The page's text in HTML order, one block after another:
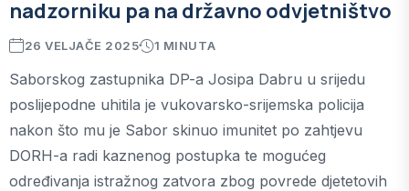
nadzorniku pa na državno odvjetništvo
26 VELJAČE 2025 1 MINUTA
Saborskog zastupnika DP-a Josipa Dabru u srijedu
poslijepodne uhitila je vukovarsko-srijemska policija
nakon što mu je Sabor skinuo imunitet po zahtjevu
DORH-a radi kaznenog postupka te mogućeg
određivanja istražnog zatvora zbog povrede djetetovih